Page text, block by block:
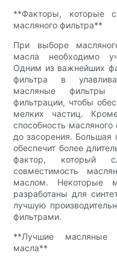
**Факторы, которые
масляного фильтра**
При выборе
масла необходимо
Одним из важнейших
фильтра в
масляные фильтры
фильтрации, чтобы
мелких частиц.
способность масляного
до засорения. Большая
обеспечит более
фактор, который
совместимость
маслом. Некоторые
разработаны для
лучшую
фильтрами.
**Лучшие масляные
масла**